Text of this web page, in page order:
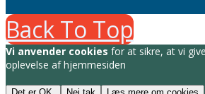
Back To Top
Vi anvender cookies for at sikre, at vi
oplevelse af hjemmesiden